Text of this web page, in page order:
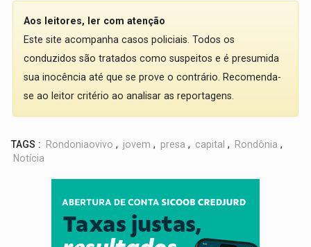
Aos leitores, ler com atenção
Este site acompanha casos policiais. Todos os
conduzidos são tratados como suspeitos e é presumida
sua inocência até que se prove o contrário. Recomenda-
se ao leitor critério ao analisar as reportagens.
TAGS : Rondoniaovivo , jovem , presa , capital , Rondônia ,
Notícia